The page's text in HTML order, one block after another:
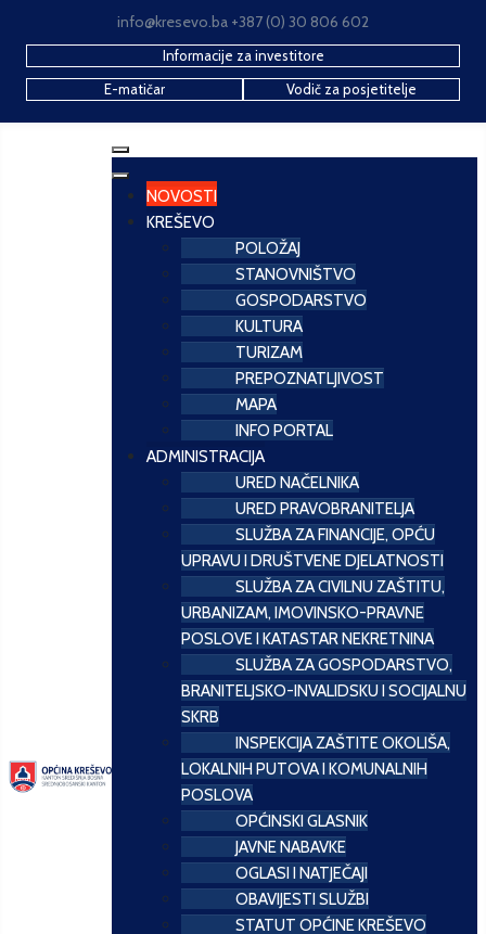
info@kresevo.ba +387 (0) 30 806 602
Informacije za investitore
E-matičar
Vodič za posjetitelje
NOVOSTI
KREŠEVO
POLOŽAJ
STANOVNIŠTVO
GOSPODARSTVO
KULTURA
TURIZAM
PREPOZNATLJIVOST
MAPA
INFO PORTAL
ADMINISTRACIJA
URED NAČELNIKA
URED PRAVOBRANITELJA
SLUŽBA ZA FINANCIJE, OPĆU
UPRAVU I DRUŠTVENE DJELATNOSTI
SLUŽBA ZA CIVILNU ZAŠTITU,
URBANIZAM, IMOVINSKO-PRAVNE
POSLOVE I KATASTAR NEKRETNINA
SLUŽBA ZA GOSPODARSTVO,
BRANITELJSKO-INVALIDSKU I SOCIJALNU
SKRB
INSPEKCIJA ZAŠTITE OKOLIŠA,
LOKALNIH PUTOVA I KOMUNALNIH
POSLOVA
OPĆINSKI GLASNIK
JAVNE NABAVKE
OGLASI I NATJEČAJI
OBAVIJESTI SLUŽBI
STATUT OPĆINE KREŠEVO